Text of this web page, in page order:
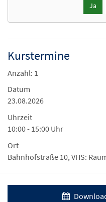
Ja
Kurstermine
Anzahl: 1
Datum
23.08.2026
Uhrzeit
10:00 - 15:00 Uhr
Ort
Bahnhofstraße 10, VHS: